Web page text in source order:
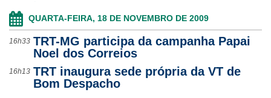
QUARTA-FEIRA, 18 DE NOVEMBRO DE 2009
16h33 TRT-MG participa da campanha Papai
Noel dos Correios
16h13 TRT inaugura sede própria da VT de
Bom Despacho